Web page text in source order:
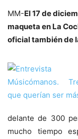
MM-El 17 de
maqueta en La
oficial también de
delante de 300
mucho tiempo